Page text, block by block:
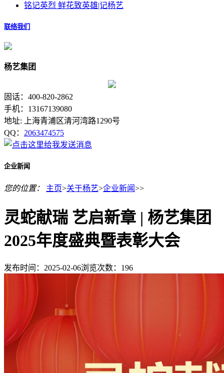
铭记英烈 鲜花致英雄|记杨艺
联络我们
杨艺集团
固话：400-820-2862
手机：13167139080
地址: 上海青浦区清河湾路1290号
QQ： 2063474575
企业新闻
您的位置： 主页>关于杨艺>企业新闻>>
灵蛇献瑞 艺启新章 | 杨艺集团
2025年度盛典暨表彰大会
发布时间：2025-02-06浏览次数： 196